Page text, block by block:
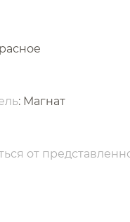
: Магнат
от